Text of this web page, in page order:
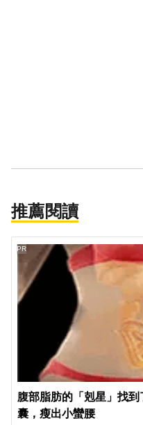
推薦閱讀
腹部脂肪的「剋星」找
囊，瘦出小蠻腰
PR